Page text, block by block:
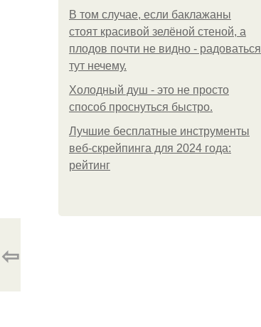
В том случае, если баклажаны
стоят красивой зелёной стеной, а
плодов почти не видно - радоваться
тут нечему.
Холодный душ - это не просто
способ проснуться быстро.
Лучшие бесплатные инструменты
веб-скрейпинга для 2024 года:
рейтинг
⇦